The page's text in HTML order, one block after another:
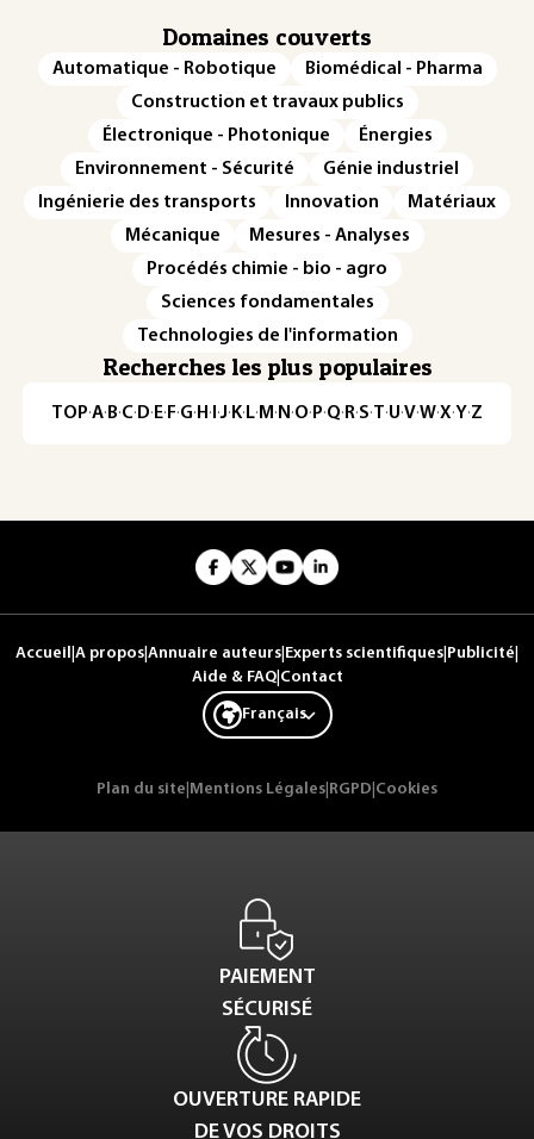
Domaines couverts
Automatique - Robotique
Biomédical - Pharma
Construction et travaux publics
Électronique - Photonique
Énergies
Environnement - Sécurité
Génie industriel
Ingénierie des transports
Innovation
Matériaux
Mécanique
Mesures - Analyses
Procédés chimie - bio - agro
Sciences fondamentales
Technologies de l'information
Recherches les plus populaires
TOP·A·B·C· D· E· F·G· H · ·J· K· L· M · N ·O· P·Q· R·S·T·U·V·W·X·Y·Z
Accueil A propos Annuaire auteurs Experts scientifiques Publicité
Aide & FAQ| Contact
Français
Plan du site Mentions Légales RGPD Cookies
PAIEMENT
SÉCURISÉ
OUVERTURE RAPIDE
DE VOS DROITS